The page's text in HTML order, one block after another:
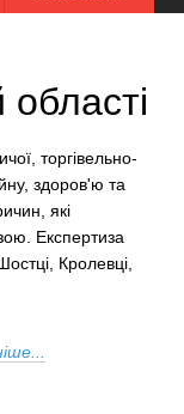
торгівельно-
здоров'ю та
які
Експертиза
Кролевці,